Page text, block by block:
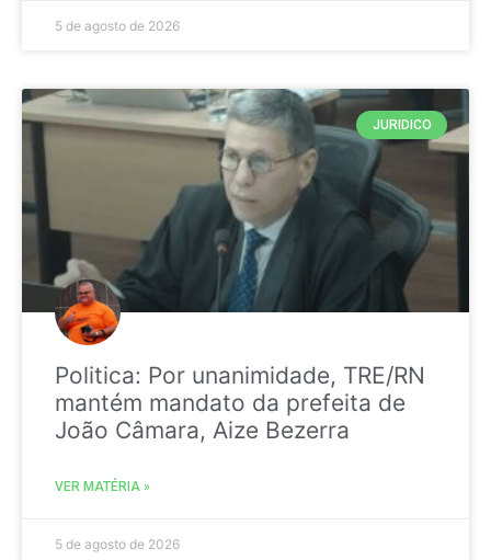
5 de agosto de 2026
JURIDICO
Politica: Por unanimidade, TRE/RN
mantém mandato da prefeita de
João Câmara, Aize Bezerra
VER MATÉRIA »
5 de agosto de 2026